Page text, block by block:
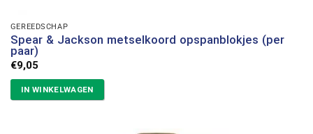
GEREEDSCHAP
Spear & Jackson metselkoord opspanblokjes (per
paar)
€9,05
IN WINKELWAGEN